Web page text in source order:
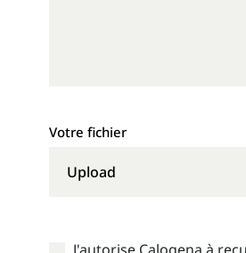
Votre fichier
Upload
J'autorise Calogena à